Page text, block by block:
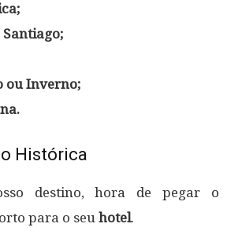
Santiago;
ou Inverno;
Histórica
destino, hora de pegar o
para o seu hotel.